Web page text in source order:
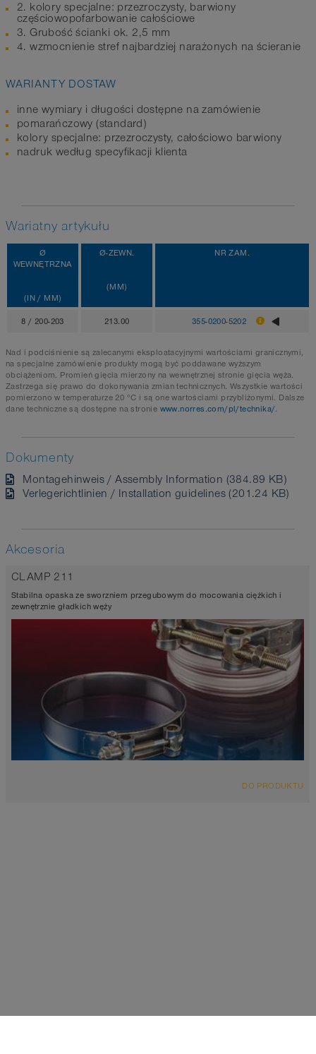
2. kolory specjalne: przezroczysty, barwiony
częściowopofarbowanie całościowe
3. Grubość ścianki ok. 2,5 mm
4. wzmocnienie stref najbardziej narażonych na ścieranie
WARIANTY DOSTAW
inne wymiary i długości dostępne na zamówienie
pomarańczowy (standard)
kolory specjalne: przezroczysty, całościowo barwiony
nadruk według specyfikacji klienta
Wariatny artykułu
Ø
WEWNĘTRZNA
(IN / MM)
Ø-ZEWN.
(MM)
NR ZAM.
8 / 200-203 213.00 355-0200-5202
Nad i podciśnienie są zalecanymi eksploatacyjnymi wartościami granicznymi,
na specjalne zamówienie produkty mogą być poddawane wyższym
obciążeniom. Promień gięcia mierzony na wewnętrznej stronie gięcia węża.
Zastrzega się prawo do dokonywania zmian technicznych. Wszystkie wartości
pomierzono w temperaturze 20 °C i są one wartościami przybliżonymi. Dalsze
dane techniczne są dostępne na stronie www.norres.com/pl/technika/.
Dokumenty
Montagehinweis / Assembly Information (384.89 KB)
Verlegerichtlinien / Installation guidelines (201.24 KB)
Akcesoria
CLAMP 211
Stabilna opaska ze sworzniem przegubowym do mocowania ciężkich i
zewnętrznie gładkich węży
DO PRODUKTU